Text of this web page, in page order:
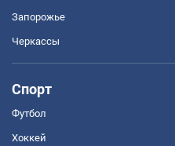
Запорожье
Черкассы
Спорт
Футбол
Хоккей